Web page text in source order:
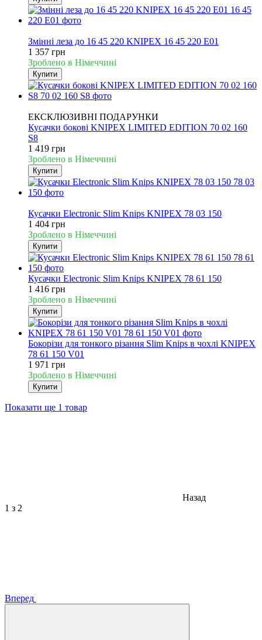
Змінні леза до 16 45 220 KNIPEX 16 45 220 E01
1 357 грн
Зроблено в Німеччині
Купити
ЕКСКЛЮЗИВНІ ПОДАРУНКИ
Кусачки бокові KNIPEX LIMITED EDITION 70 02 160
S8
1 419 грн
Зроблено в Німеччині
Купити
Кусачки Electronic Slim Knips KNIPEX 78 03 150
1 404 грн
Зроблено в Німеччині
Купити
Кусачки Electronic Slim Knips KNIPEX 78 61 150
1 416 грн
Зроблено в Німеччині
Купити
Бокорізи для тонкого різання Slim Knips в чохлі KNIPEX
78 61 150 V01
1 971 грн
Зроблено в Німеччині
Купити
Показати ще 1 товар
Назад
1 з 2
Вперед